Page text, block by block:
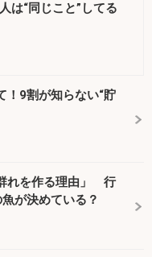
は“同じこと”してる
！9割が知らない“貯
れを作る理由」 行
が決めている？